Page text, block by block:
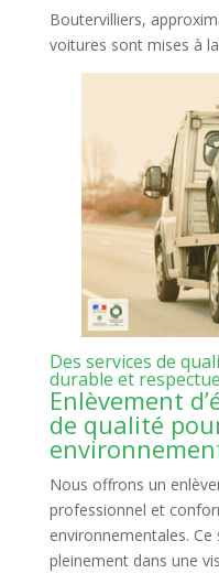
Boutervilliers,
voitures sont mises à
Des services de
durable et
Enlèvement
de qualité
Nous offrons un
professionnel et
environnementales. Ce
pleinement dans une